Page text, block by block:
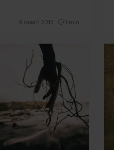
9 maart 2015 1 min